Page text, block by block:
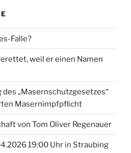
Falle?
weil er einen Namen
„Masernschutzgesetzes“
Masernimpfpflicht
von Tom Oliver Regenauer
19:00 Uhr in Straubing